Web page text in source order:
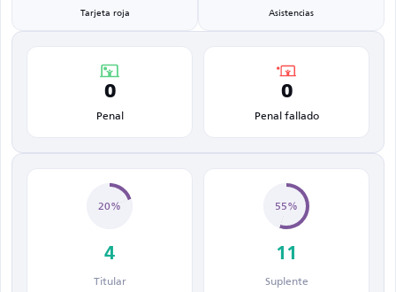
Tarjeta roja Asistencias
0
Penal
0
Penal fallado
20%
4
Titular
55%
11
Suplente